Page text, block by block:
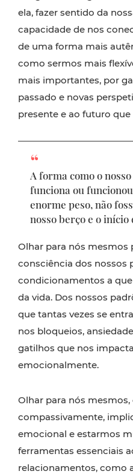
ela, fazer sentido da
capacidade de nos
de uma forma mais
como sermos mais
mais importantes, por
passado e novas
presente e ao futuro
A forma como o
funciona ou
enorme peso, não
nosso berço e o início
Olhar para nós mesmos
consciência dos nossos
condicionamentos a
da vida. Dos nossos
que tantas vezes se
nos bloqueios,
gatilhos que nos
emocionalmente.
Olhar para nós mesmos,
compassivamente,
emocional e estarmos
ferramentas essenciais
relacionamentos, como